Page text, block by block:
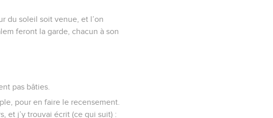
du soleil soit venue, et l’on
feront la garde, chacun à son
pas bâties.
pour en faire le recensement.
et j’y trouvai écrit (ce qui suit) :